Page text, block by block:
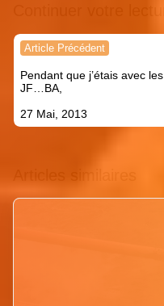
Navigation
l’article
Article Précédent
Pendant que j’étais avec les
JF…BA,
27 Mai, 2013